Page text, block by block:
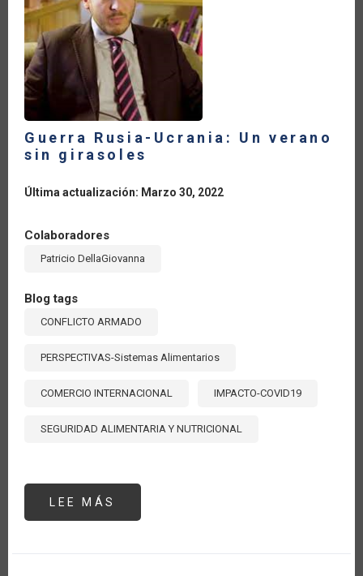
DE
LA
GUERRA
ENTRE
RUSIA
Y
UCRANIA:
EL
PAPEL
DE
LOS
BIOCOMBUSTIBLES
Guerra Rusia-Ucrania: Un verano
sin girasoles
Última actualización: Marzo 30, 2022
Colaboradores
Patricio DellaGiovanna
Blog tags
CONFLICTO ARMADO
PERSPECTIVAS-Sistemas Alimentarios
COMERCIO INTERNACIONAL IMPACTO-COVID19
SEGURIDAD ALIMENTARIA Y NUTRICIONAL
LEE MÁS
RUSIA-